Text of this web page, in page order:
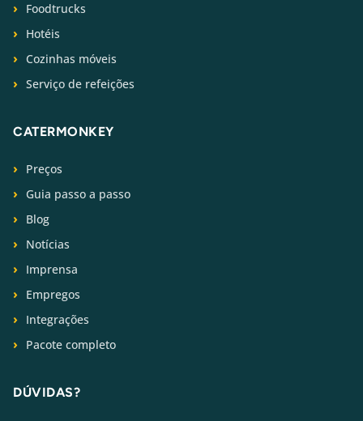
Foodtrucks
Hotéis
Cozinhas móveis
Serviço de refeições
CATERMONKEY
Preços
Guia passo a passo
Blog
Notícias
Imprensa
Empregos
Integrações
Pacote completo
DÚVIDAS?